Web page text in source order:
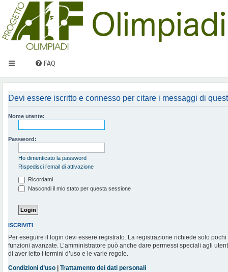
FAQ
Devi essere iscritto e connesso per citare i messaggi di
Nome utente:
Password:
Ho dimenticato la password
Rispedisci l’email di attivazione
Ricordami
Nascondi il mio stato per questa sessione
ISCRIVITI
Per eseguire il login devi essere registrato. La registrazione richiede solo
funzioni avanzate. L’amministratore può anche dare permessi speciali agli
di aver letto i termini d’uso e le varie regole.
Condizioni d’uso | Trattamento dei dati personali